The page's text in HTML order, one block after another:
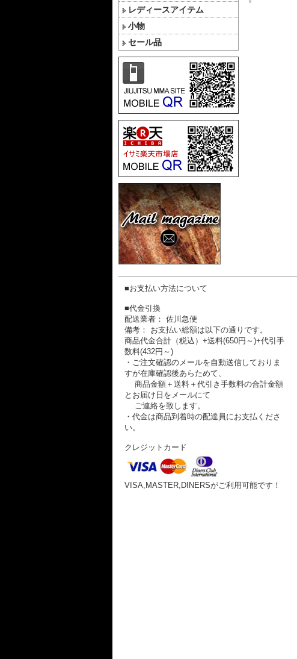
レディースアイテム
小物
セール品
■お支払い方法について
■代金引換
配送業者： 佐川急便
備考： お支払い総額は以下の通りです。
商品代金合計（税込）+送料(650円～)+代引手
数料(432円～)
・ご注文確認のメールを自動送信しておりま
すが在庫確認後あらためて、
商品金額＋送料＋代引き手数料の合計金額
とお届け日をメールにて
ご連絡を致します。
・代金は商品到着時の配達員にお支払くださ
い。
クレジットカード
VISA,MASTER,DINERSがご利用可能です！